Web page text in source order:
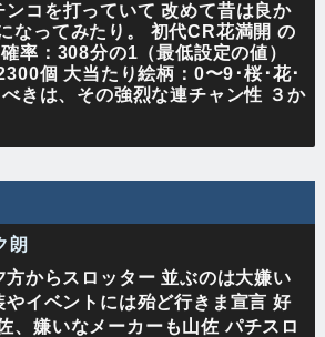
コを打っていて 改めて昔は良か
なってみたり。 初代CR花満開 の
率：308分の1（最低設定の値）
個 大当たり絵柄：0〜9･桜･花･
きは、その強烈な連チャン性 ３か
朗
方からスロッター 並ぶのは大嫌い
やイベントには殆ど行きま宣言 好
、嫌いなメーカーも山佐 パチスロ